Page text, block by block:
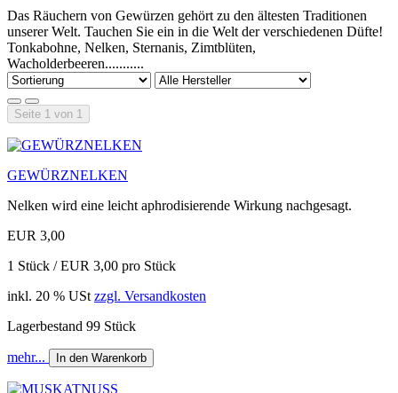
Das Räuchern von Gewürzen gehört zu den ältesten Traditionen
unserer Welt. Tauchen Sie ein in die Welt der verschiedenen Düfte!
Tonkabohne, Nelken, Sternanis, Zimtblüten,
Wacholderbeeren...........
Seite 1 von 1
GEWÜRZNELKEN
Nelken wird eine leicht aphrodisierende Wirkung nachgesagt.
EUR 3,00
1 Stück / EUR 3,00 pro Stück
inkl. 20 % USt zzgl. Versandkosten
Lagerbestand 99 Stück
mehr... In den Warenkorb